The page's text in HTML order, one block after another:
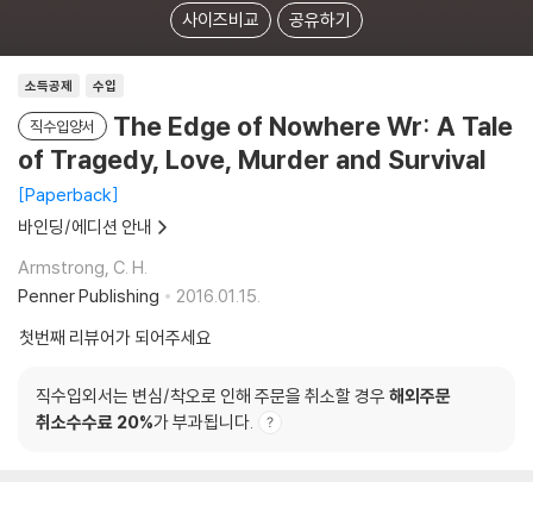
사이즈비교 공유하기
소득공제 수입
직수입양서
The Edge of Nowhere Wr: A Tale
of Tragedy, Love, Murder and Survival
Paperback
바인딩/에디션 안내
Armstrong, C. H.
Penner Publishing
2016.01.15.
첫번째 리뷰어가 되어주세요
직수입외서는 변심/착오로 인해 주문을 취소할 경우 해외주문
취소수수료 20%가 부과됩니다.